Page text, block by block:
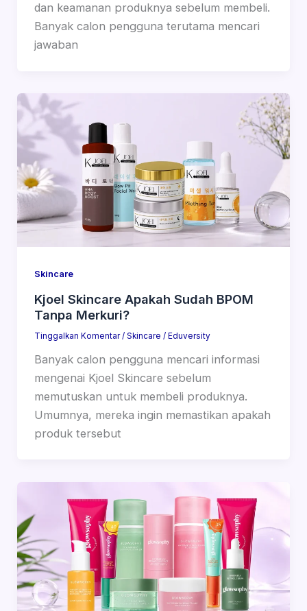
dan keamanan produknya sebelum membeli.
Banyak calon pengguna terutama mencari
jawaban
Skincare
Kjoel Skincare Apakah Sudah BPOM
Tanpa Merkuri?
Tinggalkan Komentar / Skincare / Eduversity
Banyak calon pengguna mencari informasi
mengenai Kjoel Skincare sebelum
memutuskan untuk membeli produknya.
Umumnya, mereka ingin memastikan apakah
produk tersebut